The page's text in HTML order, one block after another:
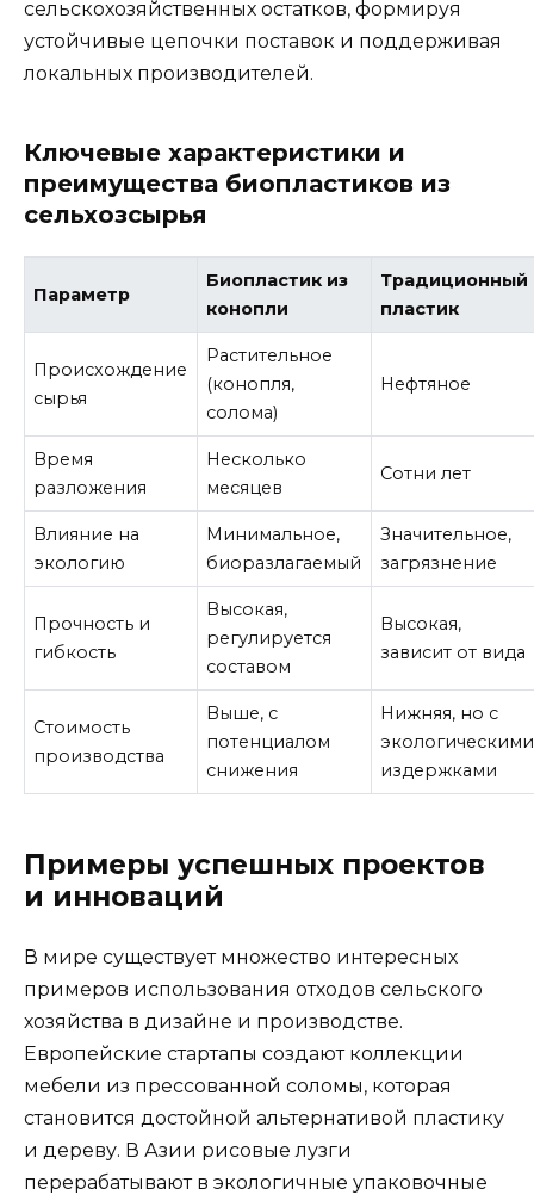
сельскохозяйственных остатков, формируя
устойчивые цепочки поставок и поддерживая
локальных производителей.
Ключевые характеристики и
преимущества биопластиков из
сельхозсырья
Параметр
Биопластик из
конопли
Традиционный
пластик
Происхождение
сырья
Растительное
(конопля,
солома)
Нефтяное
Время
разложения
Несколько
месяцев
Сотни лет
Влияние на
экологию
Минимальное,
биоразлагаемый
Значительное,
загрязнение
Прочность и
гибкость
Высокая,
регулируется
составом
Высокая,
зависит от вида
Стоимость
производства
Выше, с
потенциалом
снижения
Нижняя, но с
экологическими
издержками
Примеры успешных проектов
и инноваций
В мире существует множество интересных
примеров использования отходов сельского
хозяйства в дизайне и производстве.
Европейские стартапы создают коллекции
мебели из прессованной соломы, которая
становится достойной альтернативой пластику
и дереву. В Азии рисовые лузги
перерабатывают в экологичные упаковочные